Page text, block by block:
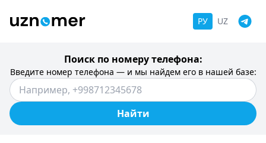
РУ UZ
Поиск по номеру телефона:
Введите номер телефона — и мы найдем его в нашей базе:
Найти